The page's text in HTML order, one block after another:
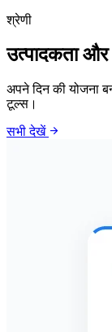
श्रेणी
उत्पादकता और
अपने दिन की योजना
टूल्स।
सभी देखें arrow_forward